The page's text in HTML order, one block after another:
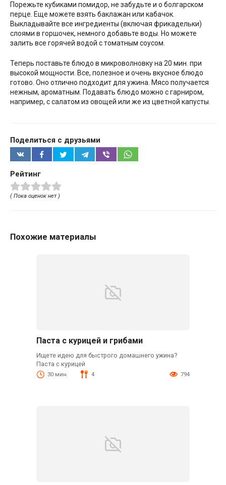
Порежьте кубиками помидор, не забудьте и о болгарском
перце. Еще можете взять баклажан или кабачок.
Выкладывайте все ингредиенты (включая фрикадельки)
слоями в горшочек, немного добавьте воды. Но можете
залить все горячей водой с томатным соусом.
Теперь поставьте блюдо в микроволновку на 20 мин. при
высокой мощности. Все, полезное и очень вкусное блюдо
готово. Оно отлично подходит для ужина. Мясо получается
нежным, ароматным. Подавать блюдо можно с гарниром,
например, с салатом из овощей или же из цветной капусты.
Поделиться с друзьями
Рейтинг
( Пока оценок нет )
Похожие материалы
Паста с курицей и грибами
Ищете идею для быстрого домашнего ужина?
Паста с курицей
30 мин. 4 794